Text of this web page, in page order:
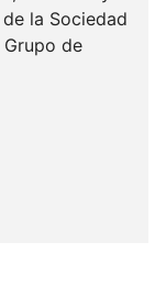
la Sociedad
de